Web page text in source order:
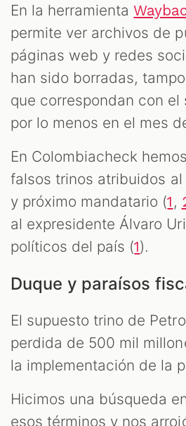
En la herramienta
permite ver archivos de
páginas web y redes
han sido borradas,
que correspondan con el
por lo menos en el mes
En Colombiacheck
falsos trinos atribuidos
y próximo mandatario (1 ,
al expresidente Álvaro
políticos del país (1).
Duque y paraísos
El supuesto trino de
perdida de 500 mil
la implementación de la
Hicimos una búsqueda
esos términos y nos